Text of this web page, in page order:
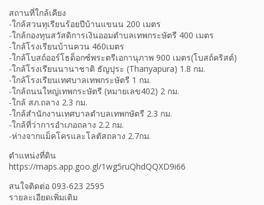
สถานที่ใกล้เคียง
-ใกล้สวนทุเรียนร้อยปีบ้านแขนน 200 เมตร
-ใกล้กองทุนสวัสดิการเงินออมตำบลเทพกระษัตรี 400 เมตร
-ใกล้โรงเรียนบ้านควน 460เมตร
-ใกล้โบสถ์ออร์โธด็อกซ์พระตรีเอกานุภาพ 900 เมตร(โบสถ์คริสต์)
-ใกล้โรงเรียนนานาชาติ ธัญปุระ (Thanyapura) 1.8 กม.
-ใกล้โรงเรียนเทศบาลเทพกระษัตรี 1 กม.
-ใกล้ถนนใหญ่เทพกระษัตรี (หมายเลข402) 2 กม.
-ใกล้ สภ.ถลาง 2.3 กม.
-ใกล้สำนักงานเทศบาลตำบลเทพกษัตรี 2.3 กม.
-ใกล้ที่ว่าการอำเภอถลาง 2.2 กม.
-ห่างจากแม็คโครและโลตัสถลาง 2.7กม.
ตำแหน่งที่ดิน
https://maps.app.goo.gl/1wg5ruQhdQQXD9i66
สนใจติดต่อ 093-623 2595
รายละเอียดเพิ่มเติม